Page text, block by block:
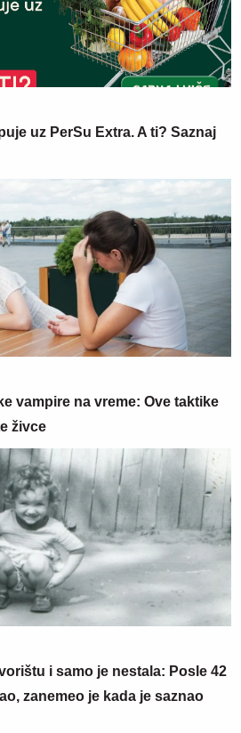
uz PerSu Extra. A ti? Saznaj
vampire na vreme: Ove taktike
živce
i samo je nestala: Posle 42
zanemeo je kada je saznao